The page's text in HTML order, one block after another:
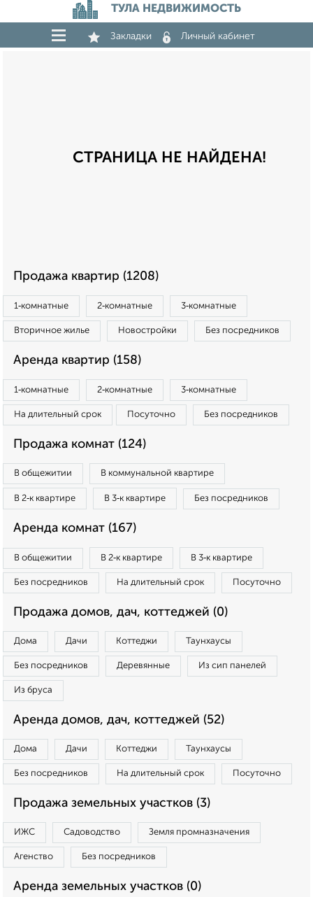
ТУЛА НЕДВИЖИМОСТЬ
Закладки Личный кабинет
СТРАНИЦА НЕ НАЙДЕНА!
Продажа квартир (1208)
1‑комнатные 2‑комнатные 3‑комнатные
Вторичное жилье Новостройки Без посредников
Аренда квартир (158)
1‑комнатные 2‑комнатные 3‑комнатные
На длительный срок Посуточно Без посредников
Продажа комнат (124)
В общежитии В коммунальной квартире
В 2‑к квартире В 3‑к квартире Без посредников
Аренда комнат (167)
В общежитии В 2‑к квартире В 3‑к квартире
Без посредников На длительный срок Посуточно
Продажа домов, дач, коттеджей (0)
Дома Дачи Коттеджи Таунхаусы
Без посредников Деревянные Из сип панелей
Из бруса
Аренда домов, дач, коттеджей (52)
Дома Дачи Коттеджи Таунхаусы
Без посредников На длительный срок Посуточно
Продажа земельных участков (3)
ИЖС Садоводство Земля промназначения
Агенство Без посредников
Аренда земельных участков (0)